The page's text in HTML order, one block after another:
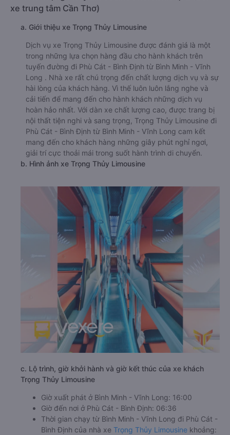
xe trung tâm Cần Thơ)
a. Giới thiệu xe Trọng Thủy Limousine
Dịch vụ xe Trọng Thủy Limousine được đánh giá là một
trong những lựa chọn hàng đầu cho hành khách trên
tuyến đường đi Phù Cát - Bình Định từ Bình Minh - Vĩnh
Long . Nhà xe rất chú trọng đến chất lượng dịch vụ và sự
hài lòng của khách hàng. Vì thế luôn luôn lắng nghe và
cải tiến để mang đến cho hành khách những dịch vụ
hoàn hảo nhất. Với dàn xe chất lượng cao, được trang bị
nội thất tiện nghi và sang trọng, Trọng Thủy Limousine đi
Phù Cát - Bình Định từ Bình Minh - Vĩnh Long cam kết
mang đến cho khách hàng những giây phút nghỉ ngơi,
giải trí cực thoải mái trong suốt hành trình di chuyển.
b. Hình ảnh xe Trọng Thủy Limousine
c. Lộ trình, giờ khởi hành và giờ kết thúc của xe khách
Trọng Thủy Limousine
Giờ xuất phát ở Bình Minh - Vĩnh Long: 16:00
Giờ đến nơi ở Phù Cát - Bình Định: 06:36
Thời gian chạy từ Bình Minh - Vĩnh Long đi Phù Cát -
Bình Định của nhà xe Trọng Thủy Limousine khoảng: